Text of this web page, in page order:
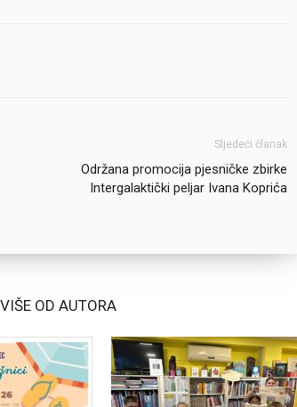
Sljedeći članak
Održana promocija pjesničke zbirke
Intergalaktički peljar Ivana Koprića
VIŠE OD AUTORA